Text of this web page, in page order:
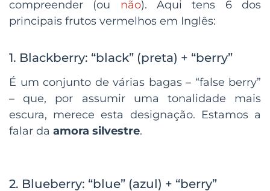
compreender (ou não). Aqui tens 6 dos
principais frutos vermelhos em Inglês:
1. Blackberry: “black” (preta) + “berry”
É um conjunto de várias bagas – “false berry”
– que, por assumir uma tonalidade mais
escura, merece esta designação. Estamos a
falar da amora silvestre.
2. Blueberry: “blue” (azul) + “berry”